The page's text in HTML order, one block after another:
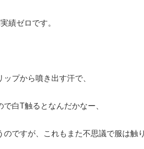
績ゼロです。
プから噴き出す汗で、
で白T触るとなんだかなー、
のですが、これもまた不思議で服は触